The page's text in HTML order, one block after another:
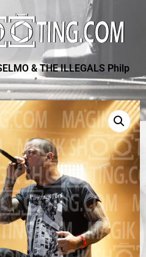
& THE ILLEGALS Philp